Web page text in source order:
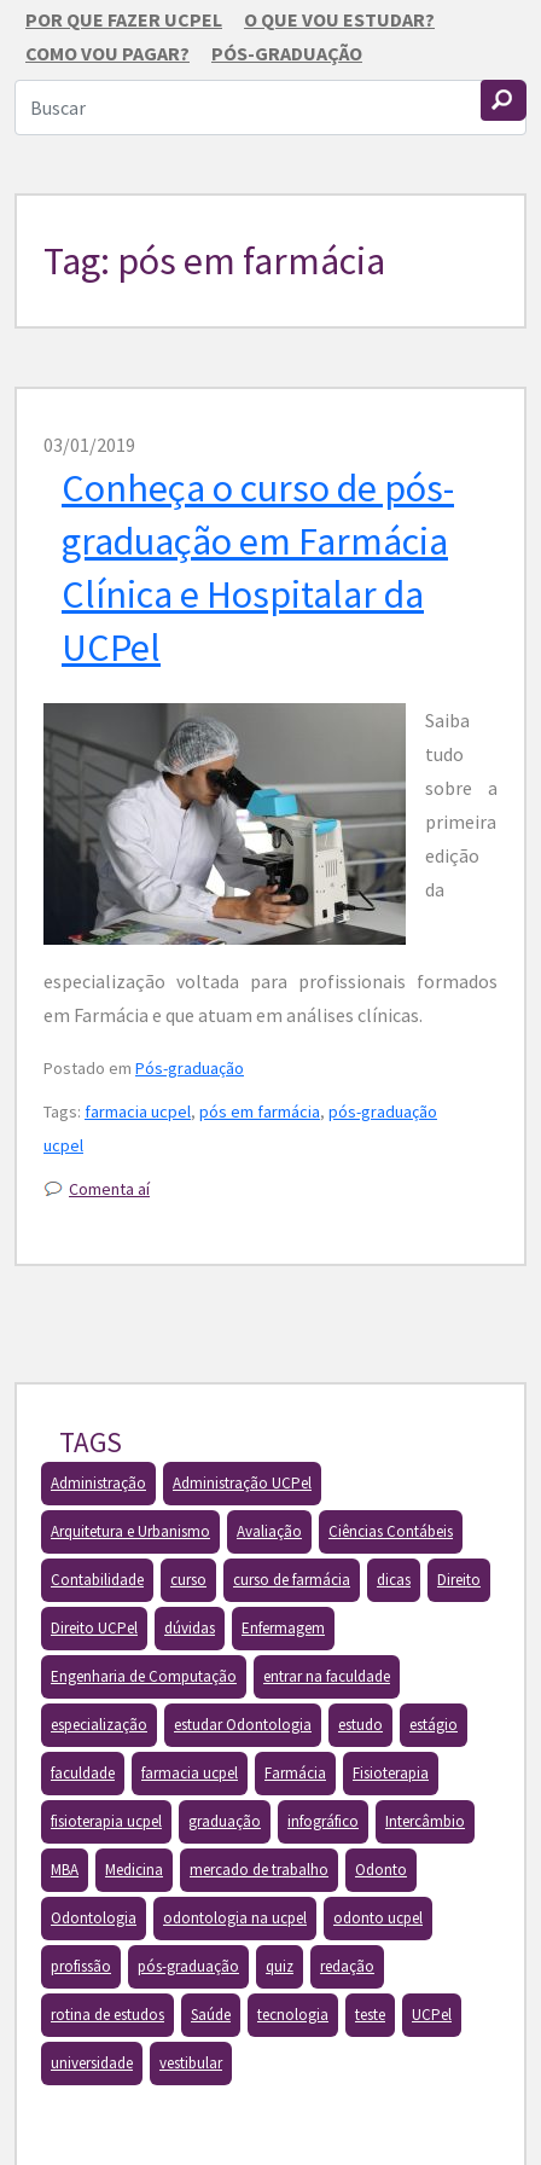
POR QUE FAZER UCPEL
O QUE VOU ESTUDAR?
COMO VOU PAGAR?
PÓS-GRADUAÇÃO
Tag: pós em farmácia
03/01/2019
Conheça o curso de pós-
graduação em Farmácia
Clínica e Hospitalar da
UCPel
Saiba
tudo
sobre a
primeira
edição
da
especialização voltada para profissionais formados
em Farmácia e que atuam em análises clínicas.
Postado em Pós-graduação
Tags: farmacia ucpel, pós em farmácia, pós-graduação
ucpel
Comenta aí
TAGS
Administração Administração UCPel
Arquitetura e Urbanismo Avaliação Ciências Contábeis
Contabilidade curso curso de farmácia dicas Direito
Direito UCPel dúvidas Enfermagem
Engenharia de Computação entrar na faculdade
especialização estudar Odontologia estudo estágio
faculdade farmacia ucpel Farmácia Fisioterapia
fisioterapia ucpel graduação infográfico Intercâmbio
MBA Medicina mercado de trabalho Odonto
Odontologia odontologia na ucpel odonto ucpel
profissão pós-graduação quiz redação
rotina de estudos Saúde tecnologia teste UCPel
universidade vestibular